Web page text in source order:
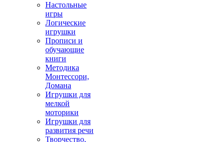
Настольные
игры
Логические
игрушки
Прописи и
обучающие
книги
Методика
Монтессори,
Домана
Игрушки для
мелкой
моторики
Игрушки для
развития речи
Творчество,